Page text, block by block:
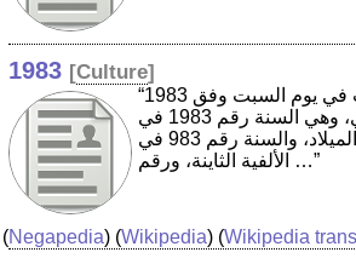
1983 [Culture]
“1983 هي سنة بسيطة بدأت في يوم السبت وفق
التقويم الغريغوري، وهي السنة رقم 1983 في
الحقبة العامة وبعد الميلاد، والسنة رقم 983 في
الألفية الثاينة، ورقم …”
(Negapedia) (Wikipedia) (Wikipedia